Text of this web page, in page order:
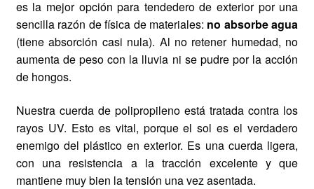
es la mejor opción para tendedero de exterior por una
sencilla razón de física de materiales: no absorbe agua
(tiene absorción casi nula). Al no retener humedad, no
aumenta de peso con la lluvia ni se pudre por la acción
de hongos.
Nuestra cuerda de polipropileno está tratada contra los
rayos UV. Esto es vital, porque el sol es el verdadero
enemigo del plástico en exterior. Es una cuerda ligera,
con una resistencia a la tracción excelente y que
mantiene muy bien la tensión una vez asentada.